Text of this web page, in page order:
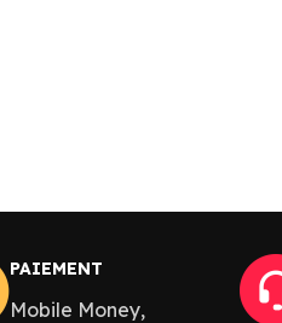
PAIEMENT
Mobile Money,